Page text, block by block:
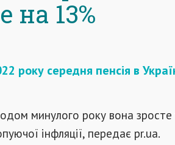
на 13%
року середня пенсія в
минулого року вона
інфляції, передає pr.ua.